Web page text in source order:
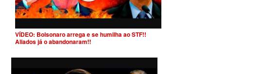
VÍDEO: Bolsonaro arrega e se humilha ao STF!!
Aliados já o abandonaram!!